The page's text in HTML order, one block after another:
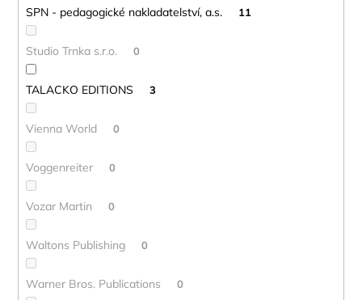
SPN - pedagogické nakladatelství, a.s. 11
Studio Trnka s.r.o. 0
TALACKO EDITIONS 3
Vienna World 0
Voggenreiter 0
Vozar Martin 0
Waltons Publishing 0
Warner Bros. Publications 0